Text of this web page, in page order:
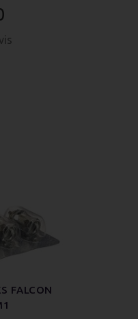
FALCON